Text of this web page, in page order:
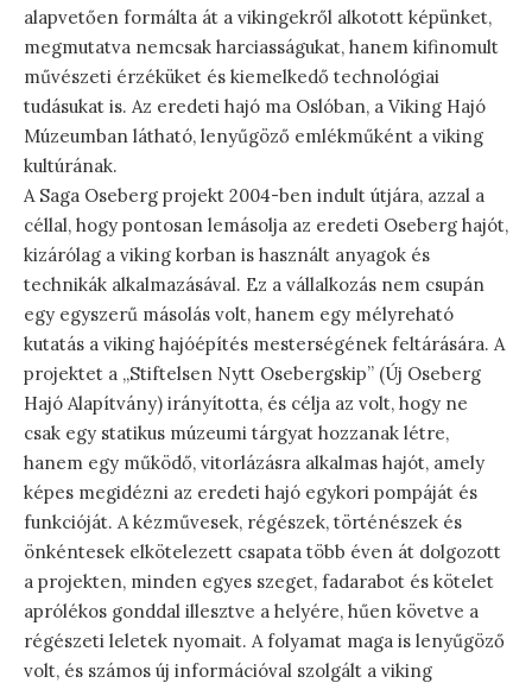
alapvetően formálta át a vikingekről alkotott képünket,
megmutatva nemcsak harciasságukat, hanem kifinomult
művészeti érzéküket és kiemelkedő technológiai
tudásukat is. Az eredeti hajó ma Oslóban, a Viking Hajó
Múzeumban látható, lenyűgöző emlékműként a viking
kultúrának.
A Saga Oseberg projekt 2004-ben indult útjára, azzal a
céllal, hogy pontosan lemásolja az eredeti Oseberg hajót,
kizárólag a viking korban is használt anyagok és
technikák alkalmazásával. Ez a vállalkozás nem csupán
egy egyszerű másolás volt, hanem egy mélyreható
kutatás a viking hajóépítés mesterségének feltárására. A
projektet a „Stiftelsen Nytt Osebergskip” (Új Oseberg
Hajó Alapítvány) irányította, és célja az volt, hogy ne
csak egy statikus múzeumi tárgyat hozzanak létre,
hanem egy működő, vitorlázásra alkalmas hajót, amely
képes megidézni az eredeti hajó egykori pompáját és
funkcióját. A kézművesek, régészek, történészek és
önkéntesek elkötelezett csapata több éven át dolgozott
a projekten, minden egyes szeget, fadarabot és kötelet
aprólékos gonddal illesztve a helyére, hűen követve a
régészeti leletek nyomait. A folyamat maga is lenyűgöző
volt, és számos új információval szolgált a viking